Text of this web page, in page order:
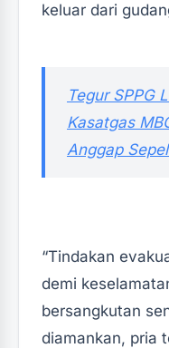
keluar dari
‎Tegur SPPG
Kasatgas
Anggap
“Tindakan
demi
bersangkutan
diamankan, pria